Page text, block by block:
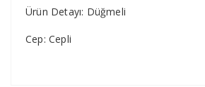
Ürün Detayı: Düğmeli
Cep: Cepli